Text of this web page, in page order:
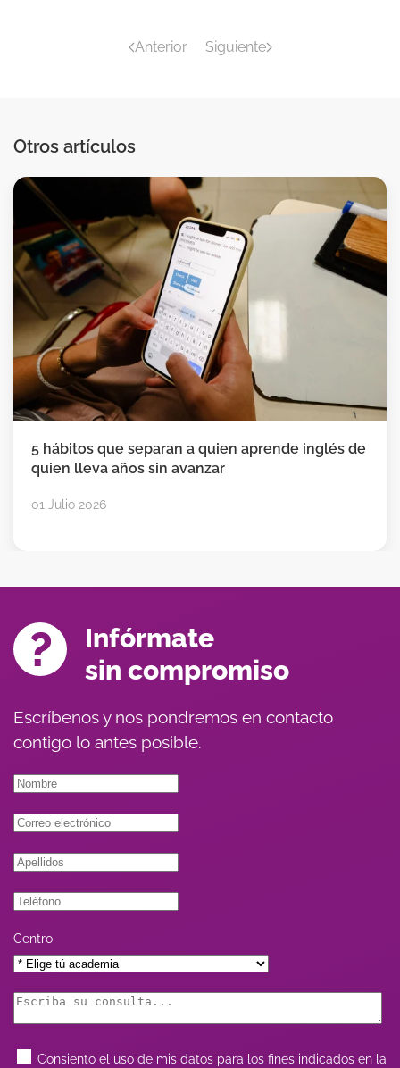
Anterior Siguiente
Otros artículos
5 hábitos que separan a quien aprende inglés de
quien lleva años sin avanzar
01 Julio 2026
Infórmate
sin compromiso
Escríbenos y nos pondremos en contacto
contigo lo antes posible.
Centro
Consiento el uso de mis datos para los fines indicados en la